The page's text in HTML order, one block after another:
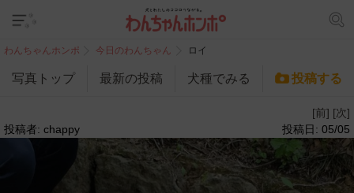
わんちゃんホンポ 今日のわんちゃん ロイ
写真トップ 最新の投稿 犬種でみる 投稿する
[前] [次]
投稿者: chappy
投稿日: 05/05